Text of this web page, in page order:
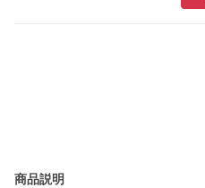
商品説明